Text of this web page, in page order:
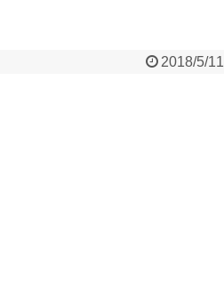
2018/5/11